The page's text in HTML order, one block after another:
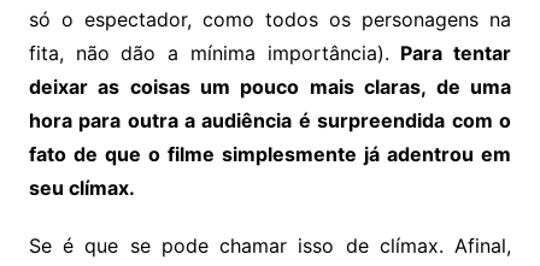
só o espectador, como todos os personagens na
fita, não dão a mínima importância). Para tentar
deixar as coisas um pouco mais claras, de uma
hora para outra a audiência é surpreendida com o
fato de que o filme simplesmente já adentrou em
seu clímax.
Se é que se pode chamar isso de clímax. Afinal,